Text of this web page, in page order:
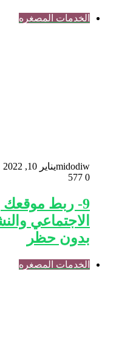
الخدمات المصغره
midodiwيناير 10, 2022
0
9- ربط
الاجتماعي
بدون حظر
الخدمات المصغره